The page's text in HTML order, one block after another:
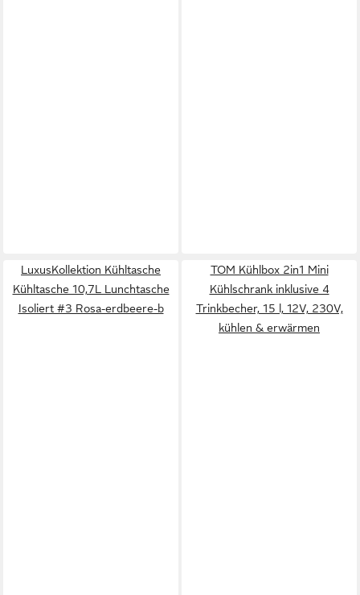
LuxusKollektion Kühltasche
Kühltasche 10,7L Lunchtasche
Isoliert #3 Rosa-erdbeere-b
TOM Kühlbox 2in1 Mini
Kühlschrank inklusive 4
Trinkbecher, 15 l, 12V, 230V,
kühlen & erwärmen